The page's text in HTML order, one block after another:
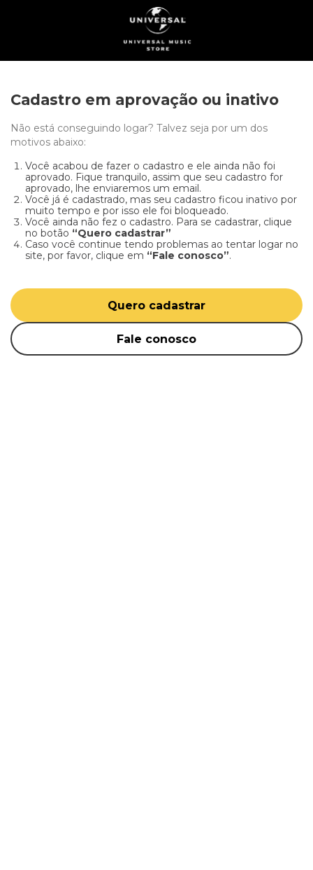
Cadastro em aprovação ou inativo
Não está conseguindo logar? Talvez seja por um dos
motivos abaixo:
Você acabou de fazer o cadastro e ele ainda não foi
aprovado. Fique tranquilo, assim que seu cadastro for
aprovado, lhe enviaremos um email.
Você já é cadastrado, mas seu cadastro ficou inativo por
muito tempo e por isso ele foi bloqueado.
Você ainda não fez o cadastro. Para se cadastrar, clique
no botão “Quero cadastrar”
Caso você continue tendo problemas ao tentar logar no
site, por favor, clique em “Fale conosco”.
Quero cadastrar
Fale conosco